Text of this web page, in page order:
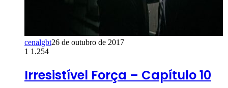
cenalgbt26 de outubro de 2017
1 1.254
Irresistível Força – Capítulo 10